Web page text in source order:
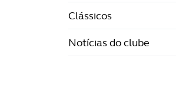
Clássicos
Notícias do clube